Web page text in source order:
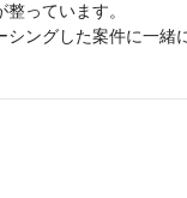
っています。
ングした案件に一緒